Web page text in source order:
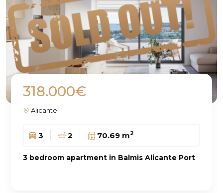
318.000€
Alicante
3 2 70.69 m2
3 bedroom apartment in Balmis Alicante Port